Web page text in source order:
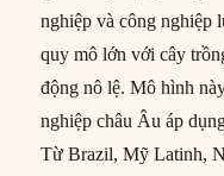
nghiệp và công nghiệp
quy mô lớn với cây
động nô lệ. Mô hình
nghiệp châu Âu áp
Từ Brazil, Mỹ Latinh,